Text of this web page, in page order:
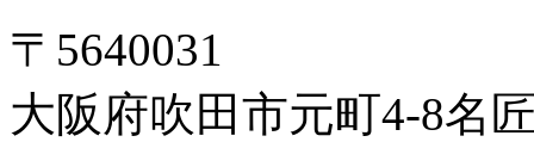
〒5640031
大阪府吹田市元町4-8名